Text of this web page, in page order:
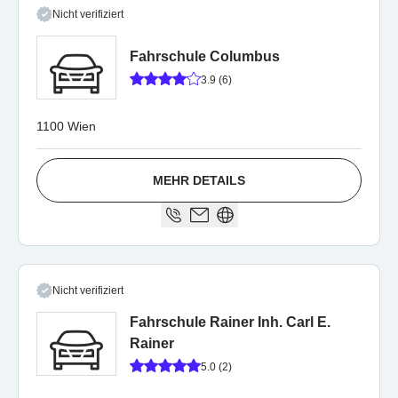
Nicht verifiziert
Fahrschule Columbus
3.9 (6)
1100 Wien
MEHR DETAILS
Nicht verifiziert
Fahrschule Rainer Inh. Carl E.
Rainer
5.0 (2)